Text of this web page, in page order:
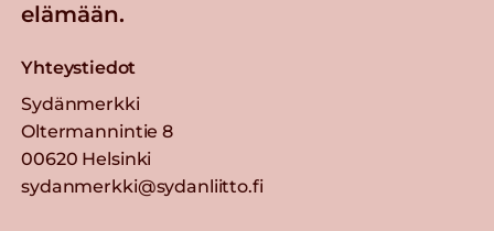
elämään.
Yhteystiedot
Sydänmerkki
Oltermannintie 8
00620 Helsinki
sydanmerkki@sydanliitto.fi